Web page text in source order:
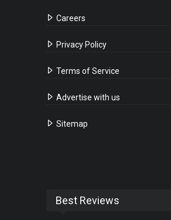
Careers
Privacy Policy
Terms of Service
Advertise with us
Sitemap
Best Reviews